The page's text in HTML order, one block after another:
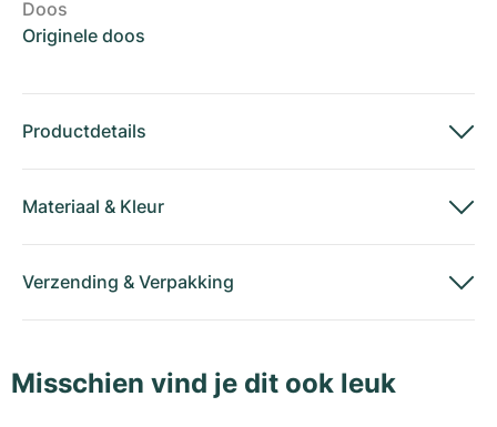
Doos
Originele doos
Productdetails
Materiaal & Kleur
Verzending & Verpakking
Misschien vind je dit ook leuk